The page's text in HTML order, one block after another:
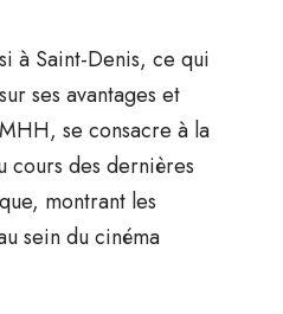
à Saint-Denis, ce qui
ses avantages et
se consacre à la
cours des dernières
montrant les
sein du cinéma